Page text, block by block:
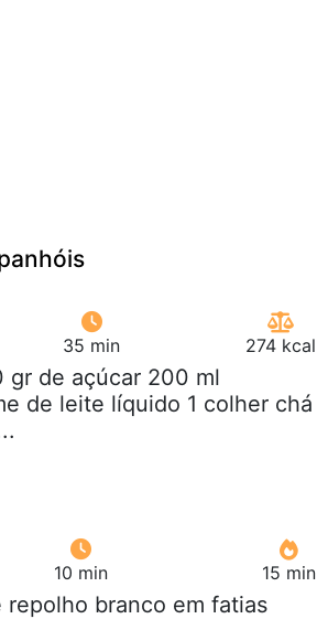
35 min 274 kcal
de açúcar 200 ml
de leite líquido 1 colher chá
10 min 15 min
repolho branco em fatias